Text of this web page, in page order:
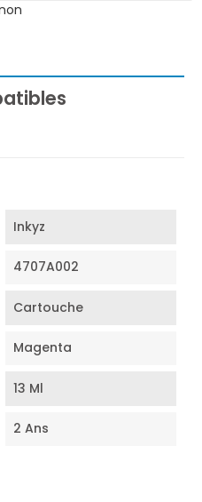
Inkyz
4707A002
Cartouche
Magenta
13 Ml
2 Ans